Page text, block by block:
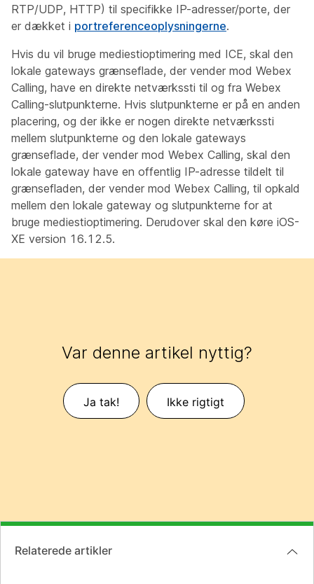
RTP/UDP, HTTP) til specifikke IP-adresser/porte, der
er dækket i portreferenceoplysningerne.
Hvis du vil bruge mediestioptimering med ICE, skal den
lokale gateways grænseflade, der vender mod Webex
Calling, have en direkte netværkssti til og fra Webex
Calling-slutpunkterne. Hvis slutpunkterne er på en anden
placering, og der ikke er nogen direkte netværkssti
mellem slutpunkterne og den lokale gateways
grænseflade, der vender mod Webex Calling, skal den
lokale gateway have en offentlig IP-adresse tildelt til
grænsefladen, der vender mod Webex Calling, til opkald
mellem den lokale gateway og slutpunkterne for at
bruge mediestioptimering. Derudover skal den køre iOS-
XE version 16.12.5.
Var denne artikel nyttig?
Ja tak! Ikke rigtigt
Relaterede artikler